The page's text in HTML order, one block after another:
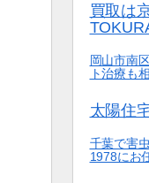
買取は
岡山市南
ト治療も
太陽住
千葉で害
1978にお